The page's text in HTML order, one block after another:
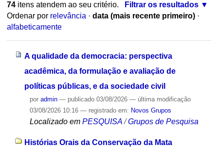
74itens atendem ao seu critério.
Filtrar os resultados
Ordenar por relevância · data (mais recente primeiro) ·
alfabeticamente
A qualidade da democracia: perspectiva
acadêmica, da formulação e avaliação de
políticas públicas, e da sociedade civil
por admin — publicado03/08/2026 — última modificação
03/08/2026 10:16 — registrado em: Novos Grupos
Localizado em PESQUISA /Grupos de Pesquisa
Histórias Orais da Conservação da Mata